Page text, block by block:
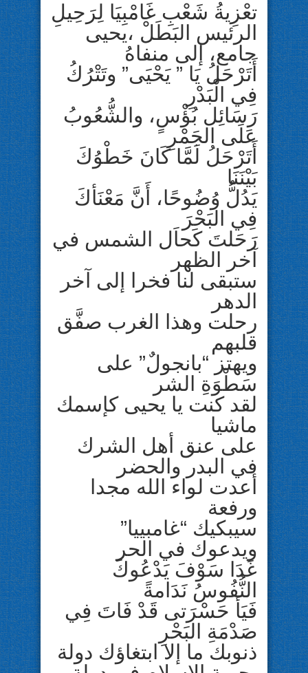
تعْزِيةُ شَعْبِ غَامْبِيَا لِرَحِيلِ
الرئيس البَطَلْ ،يحيى
جامع، إلى منفاهُ
أَتَرْحَلُ يَا ” يَحْيَى” وتَتْرُكُ
فِي الْبَدْرِ
رَسَائِل بُؤْسٍ، والشُّعُوبُ
عَلَى الجَمْرِ
أَتَرْحَلُ لَمَّا كَانَ خَطْوُكَ
بَيْنَنَا
يَدُلُّ وُضُوحًا، أَنَّ مَعْنَأكَ
فِي البَحْرَ
رَحَلتَ كَحاَل الشمس في
آخر الظهر
ستبقى لنا فخرا إلى آخر
الدهر
رحلت وهذا الغرب صفَّق
قلبهم
ويهتز “بانجولٌ” على
سَطْوَةِ الشر
لقد كنت يا يحيى كإسمك
ماشيا
على عنق أهل الشرك
في البدر والحضر
أعدت لواء الله مجدا
ورفعة
سيبكيك “غامبييا”
ويدعوك في الحر
غَدَا سَوْفَ يَدْعُوكَ
النُّفُوسُ نَدَامةً
فَيَأ حَسْرَتى قَدْ فَاتَ فِي
صَدْمَةِ البَحْرِ
ذنوبك ما إلا ابتغاؤك دولة